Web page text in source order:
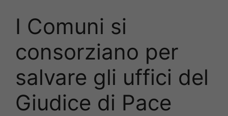
I Comuni si
consorziano per
salvare gli uffici del
Giudice di Pace